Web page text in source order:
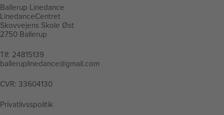
Ballerup Linedance
LinedanceCentret
Skovvejens Skole Øst
2750 Ballerup
Tlf: 24815139
balleruplinedance@gmail.com
CVR: 33604130
Privatlivsspolitik